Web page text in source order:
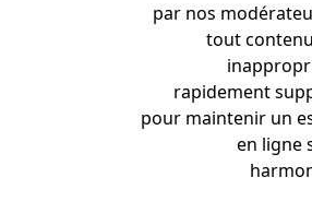
par nos
tout
rapidement
pour maintenir un
en ligne